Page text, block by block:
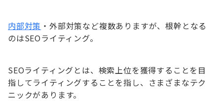
内部対策 ・外部対策など複数ありますが、根幹となる
のはSEOライティング。
SEOライティングとは、検索上位を獲得することを目
指してライティングすることを指し、さまざまなテク
ニックがあります。